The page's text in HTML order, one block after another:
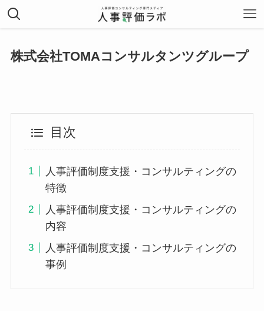
株式会社TOMAコンサルタンツグループ
目次
人事評価制度支援・コンサルティングの
特徴
人事評価制度支援・コンサルティングの
内容
人事評価制度支援・コンサルティングの
事例